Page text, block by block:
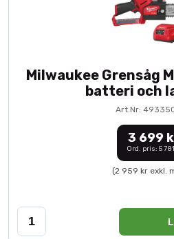
Milwaukee Grensåg
batteri och
Art.Nr:
3 699
Ord. pris: 5
(2 959 kr exkl.